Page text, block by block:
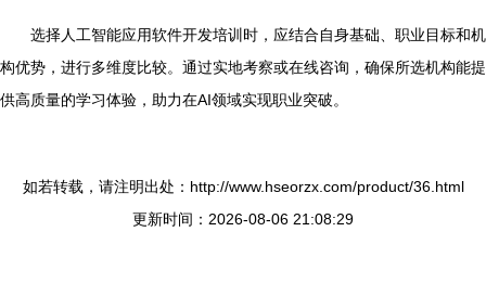
选择人工智能应用软件开发培训时，应结合自身基础、职业目标和机
构优势，进行多维度比较。通过实地考察或在线咨询，确保所选机构能提
供高质量的学习体验，助力在AI领域实现职业突破。
如若转载，请注明出处：http://www.hseorzx.com/product/36.html
更新时间：2026-08-06 21:08:29